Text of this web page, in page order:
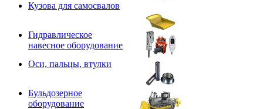
Кузова для самосвалов
Гидравлическое
навесное оборудование
Оси, пальцы, втулки
Бульдозерное
оборудование